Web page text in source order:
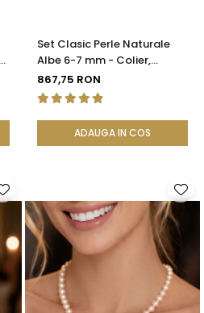
Set Clasic Perle Naturale
Albe 6-7 mm - Colier,
Brățară și Cercei, Argint 925
| KASKADDA®
867,75 RON
ADAUGA IN COS